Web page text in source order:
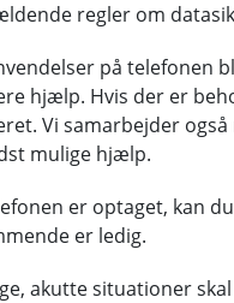
regler om
på telefonen
hjælp. Hvis der er
Vi samarbejder
mulige hjælp.
er optaget, kan
er ledig.
akutte situationer